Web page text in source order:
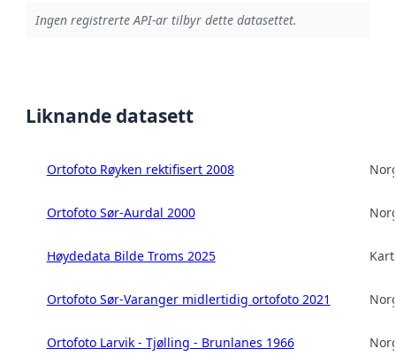
Ingen registrerte API-ar tilbyr dette datasettet.
Liknande datasett
Ortofoto Røyken rektifisert 2008
Ortofoto Sør-Aurdal 2000
Høydedata Bilde Troms 2025
Ortofoto Sør-Varanger midlertidig ortofoto 2021
Ortofoto Larvik - Tjølling - Brunlanes 1966